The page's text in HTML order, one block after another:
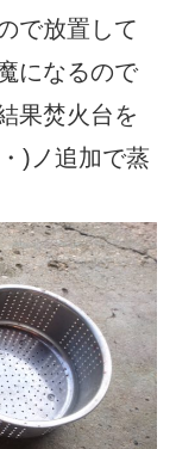
で放置して
になるので
果焚火台を
)ノ追加で蒸